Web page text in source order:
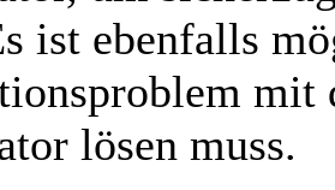
ist ebenfalls
mit
lösen muss.